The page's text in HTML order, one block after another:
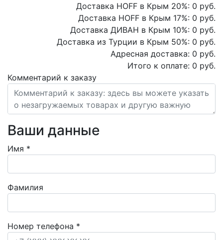
Доставка HOFF в Крым 20%: 0 руб.
Доставка HOFF в Крым 17%: 0 руб.
Доставка ДИВАН в Крым 10%: 0 руб.
Доставка из Турции в Крым 50%: 0 руб.
Адресная доставка: 0 руб.
Итого к оплате: 0 руб.
Комментарий к заказу
Ваши данные
Имя *
Фамилия
Номер телефона *